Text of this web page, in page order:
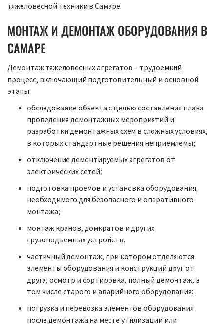
тяжеловесной техники в Самаре.
МОНТАЖ И ДЕМОНТАЖ ОБОРУДОВАНИЯ В
САМАРЕ
Демонтаж тяжеловесных агрегатов – трудоемкий
процесс, включающий подготовительный и основной
этапы:
обследование объекта с целью составления плана
проведения демонтажных мероприятий и
разработки демонтажных схем в сложных условиях,
в которых стандартные решения неприемлемы;
отключение демонтируемых агрегатов от
электрических сетей;
подготовка проемов и установка оборудования,
необходимого для безопасного и оперативного
монтажа;
монтаж кранов, домкратов и других
грузоподъемных устройств;
частичный демонтаж, при котором отделяются
элементы оборудования и конструкций друг от
друга, осмотр и сортировка, полный демонтаж, в
том числе старого и аварийного оборудования;
погрузка и перевозка элементов оборудования
после демонтажа на месте утилизации или